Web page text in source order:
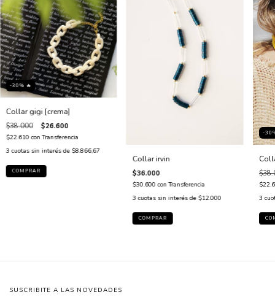
-30% 🔥
Collar gigi [crema]
$38.000 $26.600
$22.610con Transferencia
3 cuotas sin interés de $8.866,67
Collar irvin
$36.000
$30.600con Transferencia
3 cuotas sin interés de $12.000
COMPRAR
-
3
SUSCRIBITE A LAS NOVEDADES